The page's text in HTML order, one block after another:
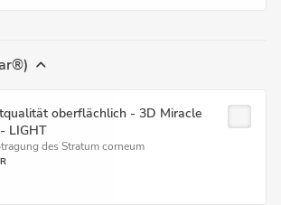
oberflächlich - 3D Miracle
LIGHT
des Stratum corneum